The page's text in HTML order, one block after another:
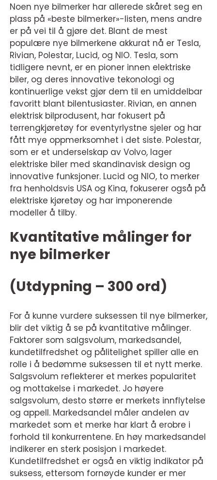
Noen nye bilmerker har allerede skåret seg en
plass på «beste bilmerker»-listen, mens andre
er på vei til å gjøre det. Blant de mest
populære nye bilmerkene akkurat nå er Tesla,
Rivian, Polestar, Lucid, og NIO. Tesla, som
tidligere nevnt, er en pioner innen elektriske
biler, og deres innovative tekonologi og
kontinuerlige vekst gjør dem til en umiddelbar
favoritt blant bilentusiaster. Rivian, en annen
elektrisk bilprodusent, har fokusert på
terrengkjøretøy for eventyrlystne sjeler og har
fått mye oppmerksomhet i det siste. Polestar,
som er et underselskap av Volvo, lager
elektriske biler med skandinavisk design og
innovative funksjoner. Lucid og NIO, to merker
fra henholdsvis USA og Kina, fokuserer også på
elektriske kjøretøy og har imponerende
modeller å tilby.
Kvantitative målinger for
nye bilmerker
(Utdypning – 300 ord)
For å kunne vurdere suksessen til nye bilmerker,
blir det viktig å se på kvantitative målinger.
Faktorer som salgsvolum, markedsandel,
kundetilfredshet og pålitelighet spiller alle en
rolle i å bedømme suksessen til et nytt merke.
Salgsvolum reflekterer et merkes popularitet
og mottakelse i markedet. Jo høyere
salgsvolum, desto større er merkets innflytelse
og appell. Markedsandel måler andelen av
markedet som et merke har klart å erobre i
forhold til konkurrentene. En høy markedsandel
indikerer en sterk posisjon i markedet.
Kundetilfredshet er også en viktig indikator på
suksess, ettersom fornøyde kunder er mer